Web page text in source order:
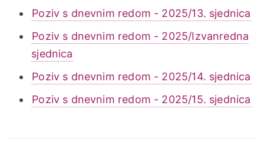
Poziv s dnevnim redom - 2025/13. sjednica
Poziv s dnevnim redom - 2025/Izvanredna
sjednica
Poziv s dnevnim redom - 2025/14. sjednica
Poziv s dnevnim redom - 2025/15. sjednica